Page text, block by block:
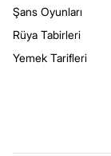
Şans Oyunları
Rüya Tabirleri
Yemek Tarifleri